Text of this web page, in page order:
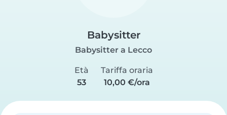
Babysitter
Babysitter a Lecco
Età
53
Tariffa oraria
10,00 €/ora